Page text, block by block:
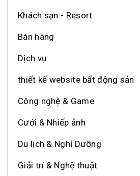
Khách sạn - Resort
Bán hàng
Dịch vụ
thiết kế website bất động sản
Công nghệ & Game
Cưới & Nhiếp ảnh
Du lịch & Nghỉ Dưỡng
Giải trí & Nghệ thuật